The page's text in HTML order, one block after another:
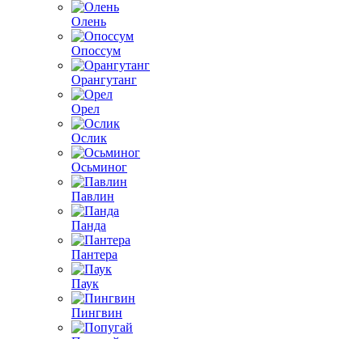
Олень
Опоссум
Орангутанг
Орел
Ослик
Осьминог
Павлин
Панда
Пантера
Паук
Пингвин